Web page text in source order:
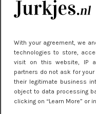
With your agreement, we
technologies to store,
visit on this website, IP
partners do not ask for
their legitimate business
object to data processing
clicking on “Learn More” or